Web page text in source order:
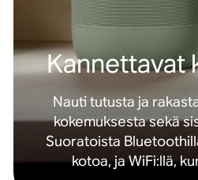
Kannettavat
Nauti tutusta ja
kokemuksesta sekä
Suoratoista
kotoa, ja WiFi:llä,